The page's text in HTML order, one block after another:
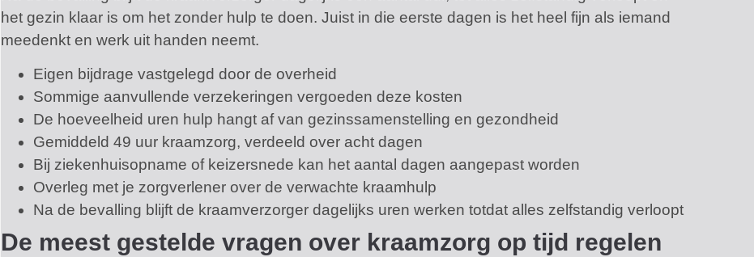
het gezin klaar is om het zonder hulp te doen. Juist in die eerste dagen is het heel fijn als iemand
meedenkt en werk uit handen neemt.
Eigen bijdrage vastgelegd door de overheid
Sommige aanvullende verzekeringen vergoeden deze kosten
De hoeveelheid uren hulp hangt af van gezinssamenstelling en gezondheid
Gemiddeld 49 uur kraamzorg, verdeeld over acht dagen
Bij ziekenhuisopname of keizersnede kan het aantal dagen aangepast worden
Overleg met je zorgverlener over de verwachte kraamhulp
Na de bevalling blijft de kraamverzorger dagelijks uren werken totdat alles zelfstandig verloopt
De meest gestelde vragen over kraamzorg op tijd regelen